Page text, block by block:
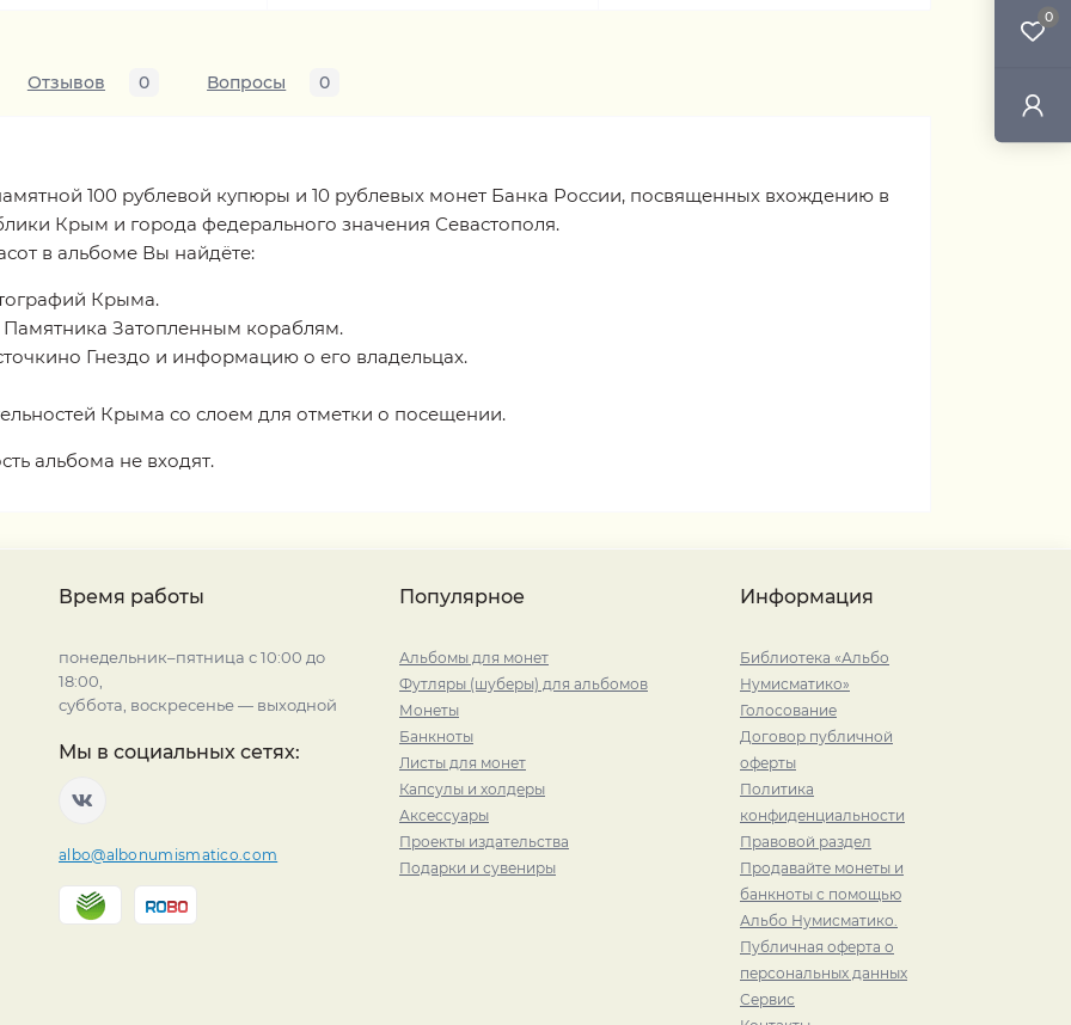
0
Отзывов 0 Вопросы 0
100 рублевой купюры и 10 рублевых монет Банка России, посвященных вхождению в
Крым и города федерального значения Севастополя.
в альбоме Вы найдёте:
Крыма.
Затопленным кораблям.
Гнездо и информацию о его владельцах.
Крыма со слоем для отметки о посещении.
альбома не входят.
Время работы
понедельник–пятница с 10:00 до
18:00,
суббота, воскресенье — выходной
Мы в социальных сетях:
albo@albonumismatico.com
Популярное
Альбомы для монет
Футляры (шуберы) для альбомов
Монеты
Банкноты
Листы для монет
Капсулы и холдеры
Аксессуары
Проекты издательства
Подарки и сувениры
Информация
Библиотека «Альбо
Нумисматико»
Голосование
Договор публичной
оферты
Политика
конфиденциальности
Правовой раздел
Продавайте монеты и
банкноты с помощью
Альбо Нумисматико.
Публичная оферта о
персональных данных
Сервис